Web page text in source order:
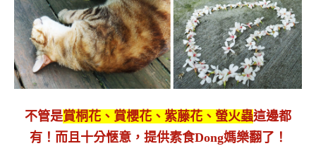
不管是賞桐花、賞櫻花、紫藤花、螢火蟲這邊都
有！而且十分愜意，提供素食Dong媽樂翻了！